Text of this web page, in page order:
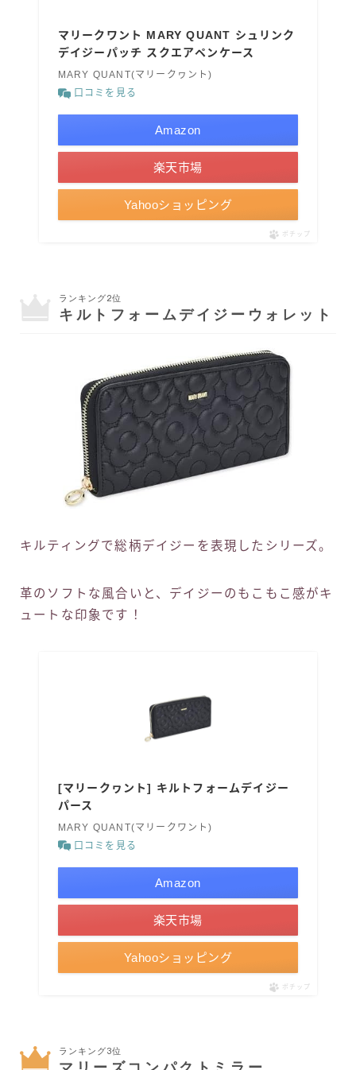
マリークワント MARY QUANT シュリンク
デイジーパッチ スクエアペンケース
MARY QUANT(マリークヮント)
口コミを見る
Amazon
楽天市場
Yahooショッピング
ポチップ
ランキング2位
キルトフォームデイジーウォレット
キルティングで総柄デイジーを表現したシリーズ。
革のソフトな風合いと、デイジーのもこもこ感がキ
ュートな印象です！
[マリークヮント] キルトフォームデイジー
パース
MARY QUANT(マリークワント)
口コミを見る
Amazon
楽天市場
Yahooショッピング
ポチップ
ランキング3位